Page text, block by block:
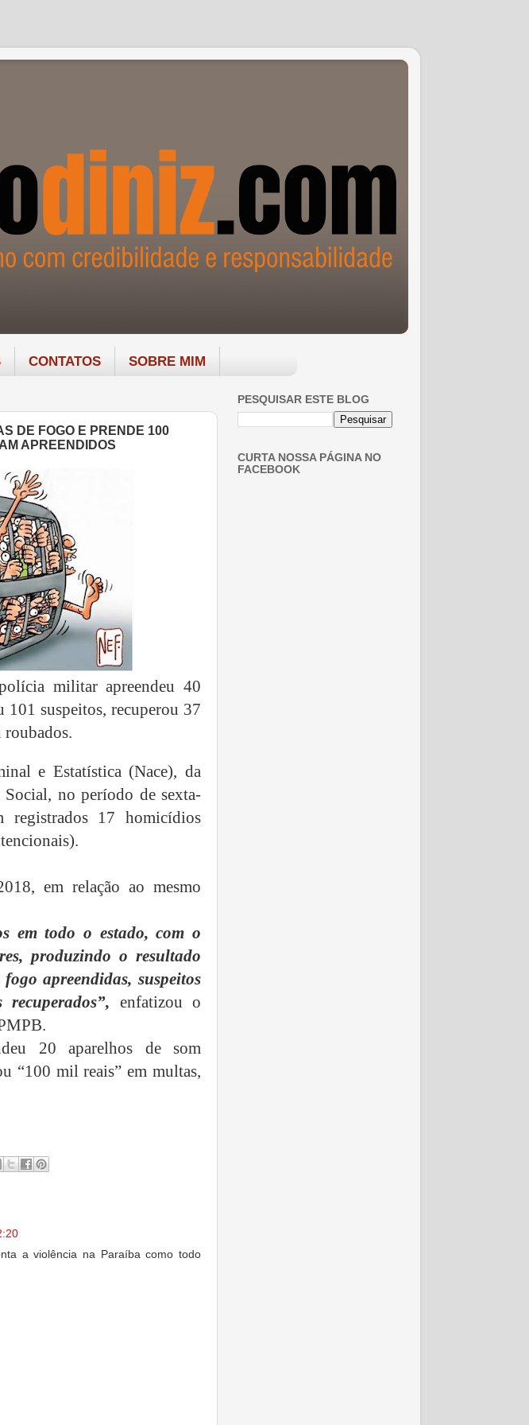
CONTATOS SOBRE MIM
DE FOGO E PRENDE 100
APREENDIDOS
militar apreendeu 40
101 suspeitos, recuperou 37
e Estatística (Nace), da
Social, no período de sexta-
17 homicídios
em relação ao mesmo
em todo o estado, com o
produzindo o resultado
apreendidas, suspeitos
enfatizou o
20 aparelhos de som
“100 mil reais” em multas,
a violência na Paraíba como todo
PESQUISAR ESTE BLOG
CURTA NOSSA PÁGINA NO
FACEBOOK